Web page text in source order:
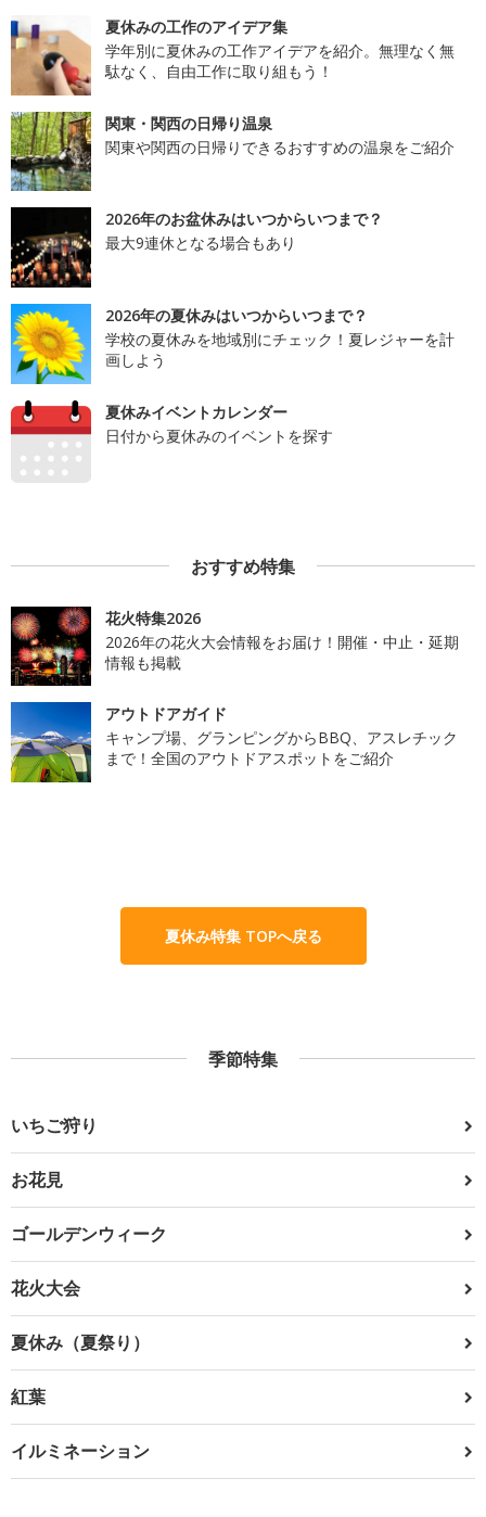
夏休みの工作のアイデア集
学年別に夏休みの工作アイデアを紹介。無理なく無
駄なく、自由工作に取り組もう！
関東・関西の日帰り温泉
関東や関西の日帰りできるおすすめの温泉をご紹介
2026年のお盆休みはいつからいつまで？
最大9連休となる場合もあり
2026年の夏休みはいつからいつまで？
学校の夏休みを地域別にチェック！夏レジャーを計
画しよう
夏休みイベントカレンダー
日付から夏休みのイベントを探す
おすすめ特集
花火特集2026
2026年の花火大会情報をお届け！開催・中止・延期
情報も掲載
アウトドアガイド
キャンプ場、グランピングからBBQ、アスレチック
まで！全国のアウトドアスポットをご紹介
夏休み特集 TOPへ戻る
季節特集
いちご狩り
お花見
ゴールデンウィーク
花火大会
夏休み（夏祭り）
紅葉
イルミネーション